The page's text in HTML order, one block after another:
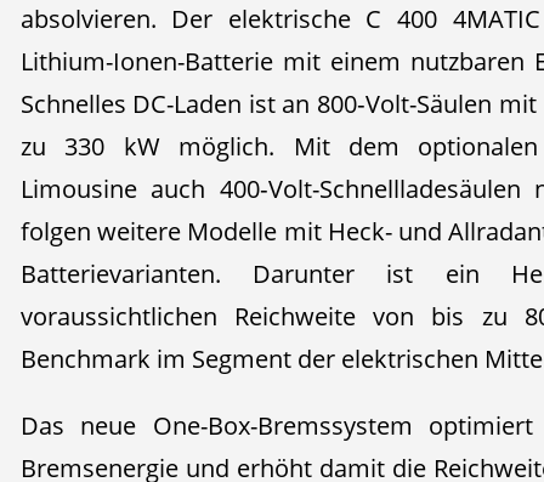
absolvieren. Der elektrische C 400
Lithium-Ionen-Batterie mit einem nutzbaren
Schnelles DC-Laden ist an 800‑Volt-Säulen
zu 330 kW möglich. Mit dem
Limousine auch 400‑Volt-
folgen weitere Modelle mit Heck- und
Batterievarianten. Darunter ist ein
voraussichtlichen Reichweite von bis zu
Benchmark im Segment der elektrischen
Das neue One-Box-Bremssystem
Bremsenergie und erhöht damit die